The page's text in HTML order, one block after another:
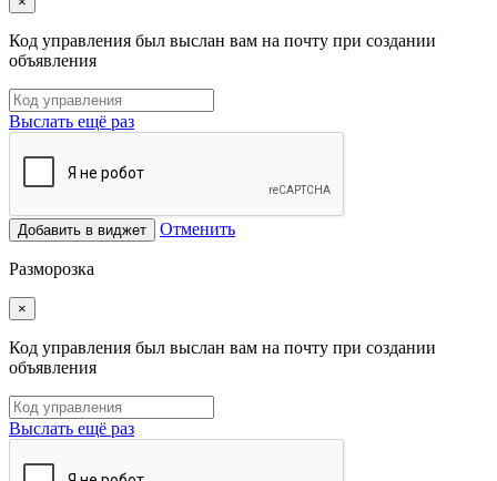
Код управления был выслан вам на почту при создании
объявления
Выслать ещё раз
Добавить в виджет Отменить
Разморозка
×
Код управления был выслан вам на почту при создании
объявления
Выслать ещё раз